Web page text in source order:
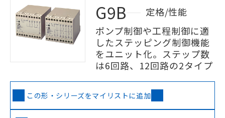
G9B
定格/性能
ポンプ制御や工程制御に適
したステッピング制御機能
をユニット化。ステップ数
は6回路、12回路の2タイプ
この形・シリーズをマイリストに追加